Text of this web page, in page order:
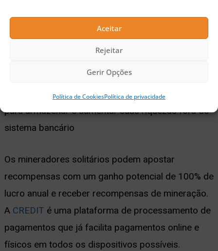
Aceitar
Rejeitar
Gerir Opções
Política de CookiesPolítica de privacidade
A Credit é uma blockchain altamente progressiva
quase qualquer dispositivo digital, oferecendo uma
solução do mundo real para aqueles que lutam
para armazenar e aumentar suas riquezas fora do
sistema bancário
Os mineradores solitários podem apostar
recompensas com um ganho potencial de 100% de
lucro anual e receber recompensas de mineração.
A CREDIT é uma plataforma de processamento de
pagamentos que já facilita pagamentos online e
físicos em todos os dispositivos possíveis.